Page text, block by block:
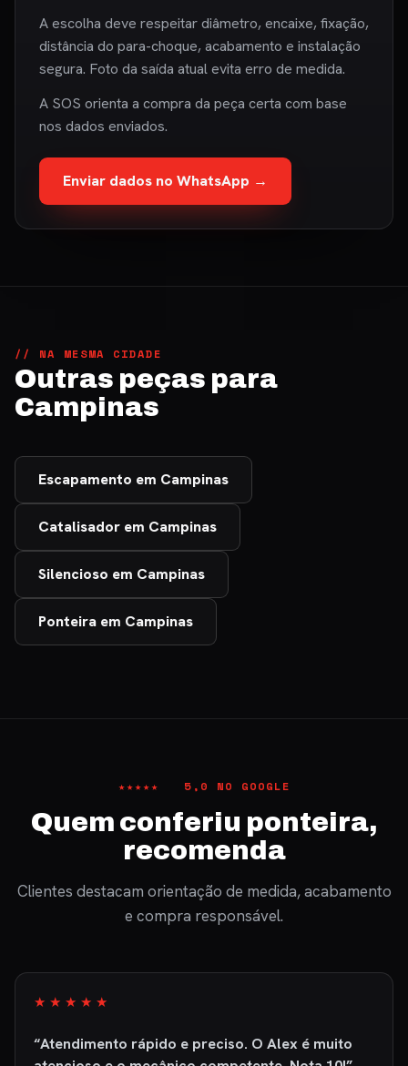
A escolha deve respeitar diâmetro, encaixe, fixação,
distância do para-choque, acabamento e instalação
segura. Foto da saída atual evita erro de medida.
A SOS orienta a compra da peça certa com base
nos dados enviados.
Enviar dados no WhatsApp →
// NA MESMA CIDADE
Outras peças para
Campinas
Escapamento em Campinas
Catalisador em Campinas
Silencioso em Campinas
Ponteira em Campinas
★★★★★ 5,0 NO GOOGLE
Quem conferiu ponteira,
recomenda
Clientes destacam orientação de medida, acabamento
e compra responsável.
★★★★★
“Atendimento rápido e preciso. O Alex é muito